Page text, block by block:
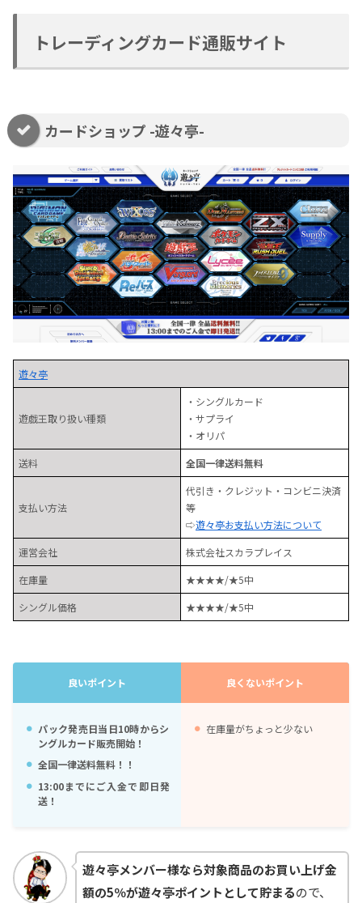
トレーディングカード通販サイト
カードショップ -遊々亭-
遊々亭
遊戯王取り扱い種類
・シングルカード
・サプライ
・オリパ
送料
全国一律送料無料
支払い方法
代引き・クレジット・コンビニ決済
等
⇨遊々亭お支払い方法について
運営会社
株式会社スカラプレイス
在庫量
★★★★/★5中
シングル価格
★★★★/★5中
良いポイント 良くないポイント
パック発売日当日10時からシ
ングルカード販売開始！
全国一律送料無料！！
13:00までにご入金で即日発
送！
在庫量がちょっと少ない
遊々亭メンバー様なら対象商品のお買い上げ金
額の5％が遊々亭ポイントとして貯まるので、